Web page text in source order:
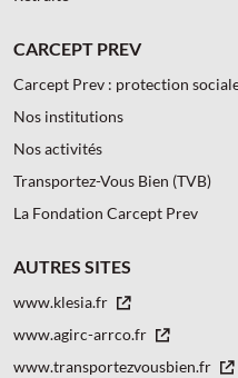
CARCEPT PREV
Carcept Prev : protection
Nos institutions
Nos activités
Transportez-Vous Bien (TVB)
La Fondation Carcept Prev
AUTRES SITES
www.klesia.fr
www.agirc-arrco.fr
www.transportezvousbien.fr